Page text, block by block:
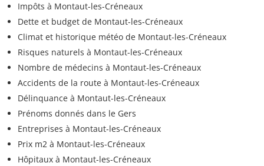
Impôts à Montaut-les-Créneaux
Dette et budget de Montaut-les-Créneaux
Climat et historique météo de Montaut-les-Créneaux
Risques naturels à Montaut-les-Créneaux
Nombre de médecins à Montaut-les-Créneaux
Accidents de la route à Montaut-les-Créneaux
Délinquance à Montaut-les-Créneaux
Prénoms donnés dans le Gers
Entreprises à Montaut-les-Créneaux
Prix m2 à Montaut-les-Créneaux
Hôpitaux à Montaut-les-Créneaux